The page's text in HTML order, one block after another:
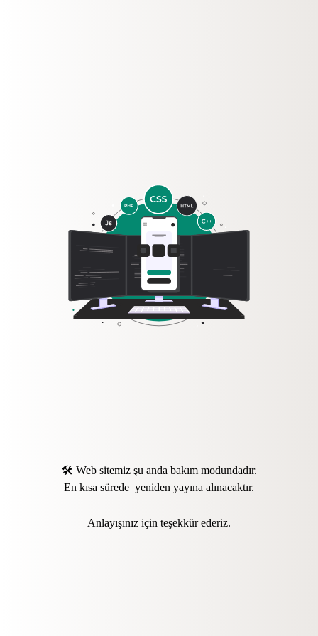
🛠️ Web sitemiz şu anda bakım modundadır.
En kısa sürede yeniden yayına alınacaktır.
Anlayışınız için teşekkür ederiz.